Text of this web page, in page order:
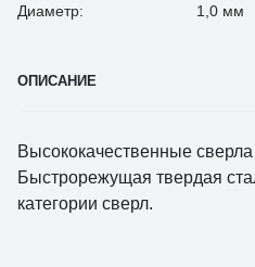
Диаметр:
1,0 мм
ОПИСАНИЕ
Высококачественные
Быстрорежущая твердая
категории сверл.